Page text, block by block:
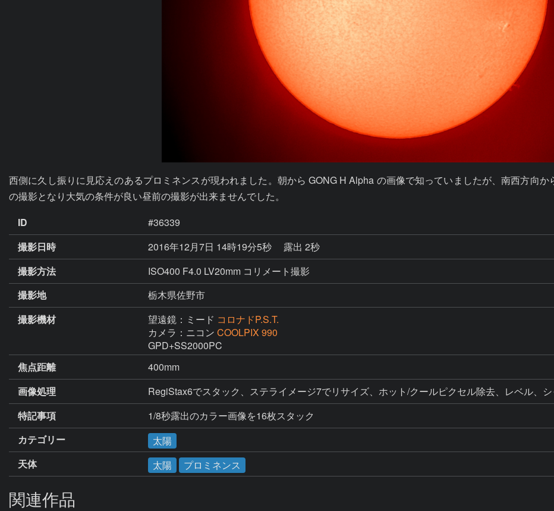
西側に久し振りに見応えのあるプロミネンスが現われました。朝から GONG H Alpha の画像で知っていましたが、南西方向
の撮影となり大気の条件が良い昼前の撮影が出来ませんでした。
ID
#36339
撮影日時
2016年12月7日 14時19分5秒
露出 2秒
撮影方法
ISO400 F4.0 LV20mm コリメート撮影
撮影地
栃木県佐野市
撮影機材
望遠鏡：ミード コロナドP.S.T.
カメラ：ニコン COOLPIX 990
GPD+SS2000PC
焦点距離
400mm
画像処理
RegiStax6でスタック、ステライメージ7でリサイズ、ホット/クールピクセル除去、レベル、
特記事項
1/8秒露出のカラー画像を16枚スタック
カテゴリー
太陽
天体
太陽 プロミネンス
関連作品